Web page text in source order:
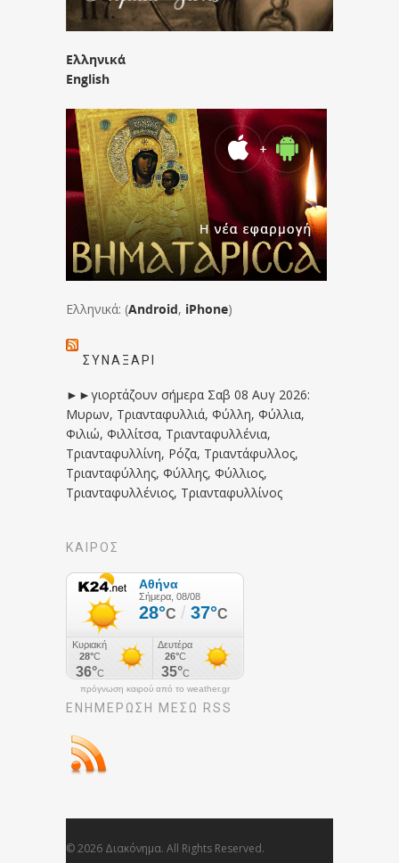
Ελληνικά
English
Ελληνικά: (Android, iPhone)
ΣΥΝΑΞΆΡΙ
►►γιορτάζουν σήμερα Σαβ 08 Αυγ 2026:
Μυρων, Τριανταφυλλιά, Φύλλη, Φύλλια,
Φιλιώ, Φιλλίτσα, Τριανταφυλλένια,
Τριανταφυλλίνη, Ρόζα, Τριαντάφυλλος,
Τριανταφύλλης, Φύλλης, Φύλλιος,
Τριανταφυλλένιος, Τριανταφυλλίνος
ΚΑΙΡΟΣ
πρόγνωση καιρού από το weather.gr
ΕΝΗΜΈΡΩΣΉ ΜΕΣΩ RSS
© 2026 Διακόνημα. All Rights Reserved.